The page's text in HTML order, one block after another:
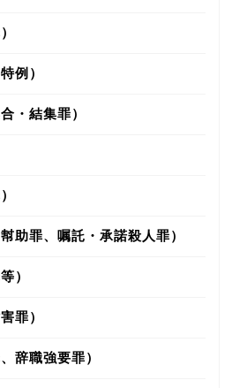
例）
・結集罪）
助罪、嘱託・承諾殺人罪）
）
罪）
辞職強要罪）